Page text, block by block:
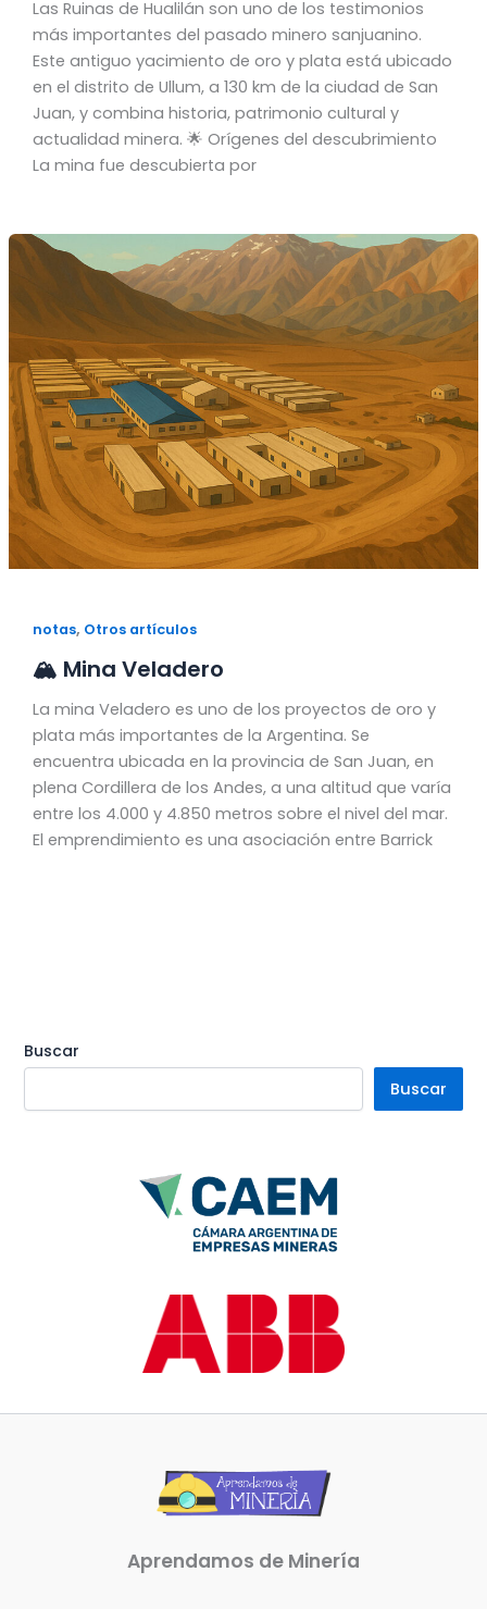
Las Ruinas de Hualilán son uno de los testimonios
más importantes del pasado minero sanjuanino.
Este antiguo yacimiento de oro y plata está ubicado
en el distrito de Ullum, a 130 km de la ciudad de San
Juan, y combina historia, patrimonio cultural y
actualidad minera. 🌟 Orígenes del descubrimiento
La mina fue descubierta por
notas, Otros artículos
🏔️ Mina Veladero
La mina Veladero es uno de los proyectos de oro y
plata más importantes de la Argentina. Se
encuentra ubicada en la provincia de San Juan, en
plena Cordillera de los Andes, a una altitud que varía
entre los 4.000 y 4.850 metros sobre el nivel del mar.
El emprendimiento es una asociación entre Barrick
Buscar
Buscar
Aprendamos de Minería